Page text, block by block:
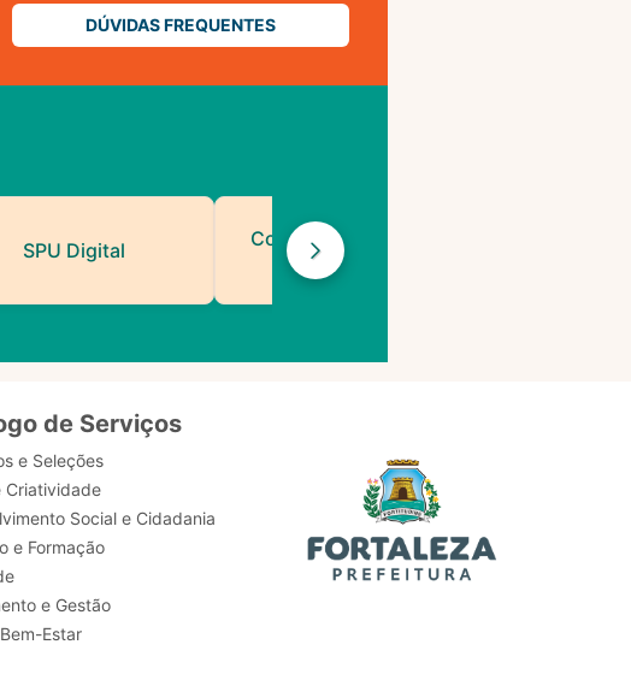
DÚVIDAS FREQUENTES
SPU Digital
Contatos de Protocolo
da PMF
de Serviços
e Seleções
Criatividade
Social e Cidadania
e Formação
e Gestão
Estar